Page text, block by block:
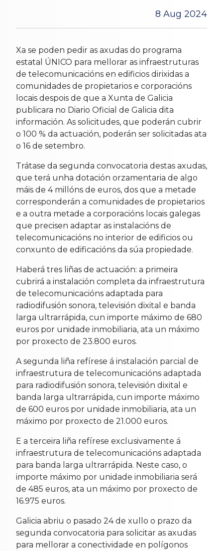
8 Aug 2024
Xa se poden pedir as axudas do programa
estatal ÚNICO para mellorar as infraestruturas
de telecomunicacións en edificios dirixidas a
comunidades de propietarios e corporacións
locais despois de que a Xunta de Galicia
publicara no Diario Oficial de Galicia dita
información. As solicitudes, que poderán cubrir
o 100 % da actuación, poderán ser solicitadas ata
o 16 de setembro.
Trátase da segunda convocatoria destas axudas,
que terá unha dotación orzamentaria de algo
máis de 4 millóns de euros, dos que a metade
corresponderán a comunidades de propietarios
e a outra metade a corporacións locais galegas
que precisen adaptar as instalacións de
telecomunicacións no interior de edificios ou
conxunto de edificacións da súa propiedade.
Haberá tres liñas de actuación: a primeira
cubrirá a instalación completa da infraestrutura
de telecomunicacións adaptada para
radiodifusión sonora, televisión dixital e banda
larga ultrarrápida, cun importe máximo de 680
euros por unidade inmobiliaria, ata un máximo
por proxecto de 23.800 euros.
A segunda liña refírese á instalación parcial de
infraestrutura de telecomunicacións adaptada
para radiodifusión sonora, televisión dixital e
banda larga ultrarrápida, cun importe máximo
de 600 euros por unidade inmobiliaria, ata un
máximo por proxecto de 21.000 euros.
E a terceira liña refírese exclusivamente á
infraestrutura de telecomunicacións adaptada
para banda larga ultrarrápida. Neste caso, o
importe máximo por unidade inmobiliaria será
de 485 euros, ata un máximo por proxecto de
16.975 euros.
Galicia abriu o pasado 24 de xullo o prazo da
segunda convocatoria para solicitar as axudas
para mellorar a conectividade en polígonos